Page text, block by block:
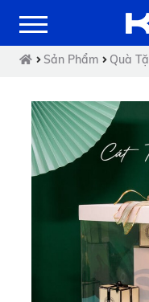
Sản Phẩm Quà